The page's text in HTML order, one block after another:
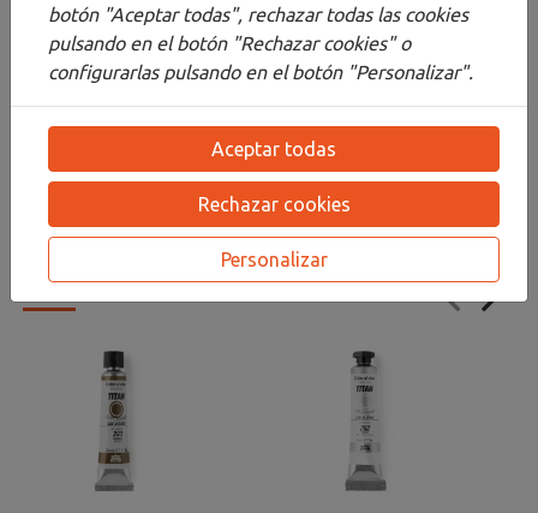
Detalles
Adjuntos
Opiniones
¡Este producto no tiene descripción!
PRODUCTOSRELACIONADOS
botón "Aceptar todas", rechazar todas las cookies
pulsando en el botón "Rechazar cookies" o
configurarlas pulsando en el botón "Personalizar".
Aceptar todas
Rechazar cookies
Personalizar